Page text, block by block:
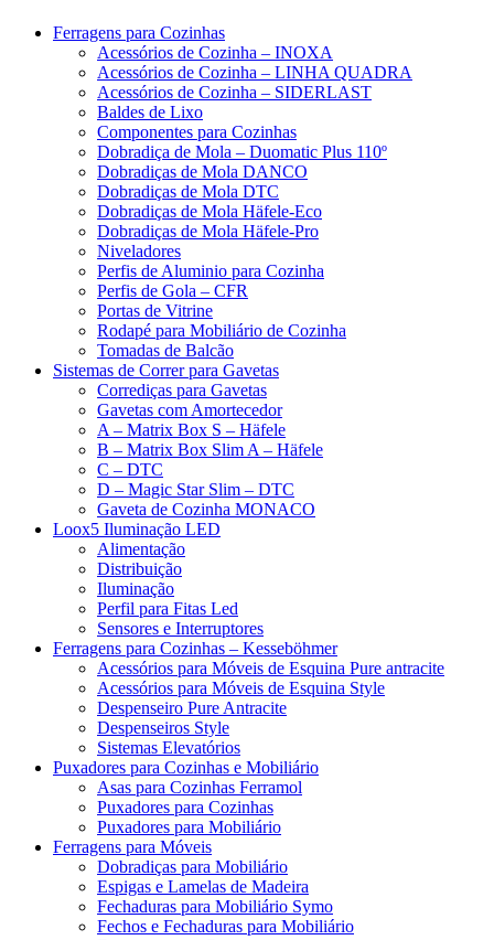
Ferragens para Cozinhas
Acessórios de Cozinha – INOXA
Acessórios de Cozinha – LINHA QUADRA
Acessórios de Cozinha – SIDERLAST
Baldes de Lixo
Componentes para Cozinhas
Dobradiça de Mola – Duomatic Plus 110º
Dobradiças de Mola DANCO
Dobradiças de Mola DTC
Dobradiças de Mola Häfele-Eco
Dobradiças de Mola Häfele-Pro
Niveladores
Perfis de Aluminio para Cozinha
Perfis de Gola – CFR
Portas de Vitrine
Rodapé para Mobiliário de Cozinha
Tomadas de Balcão
Sistemas de Correr para Gavetas
Corrediças para Gavetas
Gavetas com Amortecedor
A – Matrix Box S – Häfele
B – Matrix Box Slim A – Häfele
C – DTC
D – Magic Star Slim – DTC
Gaveta de Cozinha MONACO
Loox5 Iluminação LED
Alimentação
Distribuição
Iluminação
Perfil para Fitas Led
Sensores e Interruptores
Ferragens para Cozinhas – Kesseböhmer
Acessórios para Móveis de Esquina Pure antracite
Acessórios para Móveis de Esquina Style
Despenseiro Pure Antracite
Despenseiros Style
Sistemas Elevatórios
Puxadores para Cozinhas e Mobiliário
Asas para Cozinhas Ferramol
Puxadores para Cozinhas
Puxadores para Mobiliário
Ferragens para Móveis
Dobradiças para Mobiliário
Espigas e Lamelas de Madeira
Fechaduras para Mobiliário Symo
Fechos e Fechaduras para Mobiliário